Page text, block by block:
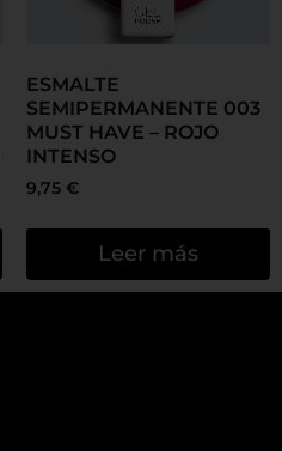
ESMALTE
SEMIPERMANENTE 003
MUST HAVE – ROJO
INTENSO
9,75 €
Leer más